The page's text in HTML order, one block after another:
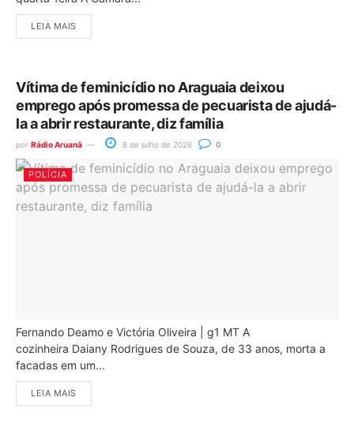
LEIA MAIS
Vítima de feminicídio no Araguaia deixou
emprego após promessa de pecuarista de ajudá-
la a abrir restaurante, diz família
por Rádio Aruanã 8 de julho de 2026 0
POLÍCIA
Fernando Deamo e Victória Oliveira | g1 MT A
cozinheira Daiany Rodrigues de Souza, de 33 anos, morta a
facadas em um...
LEIA MAIS